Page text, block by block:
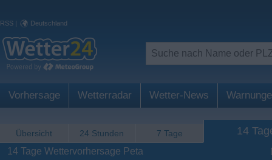
RSS | Deutschland
Vorhersage Wetterradar Wetter-News
Übersicht 24 Stunden 7 Tage 14
14 Tage Wettervorhersage Peta